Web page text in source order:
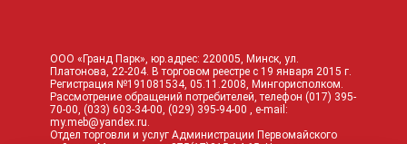
ООО «Гранд Парк», юр.адрес: 220005, Минск, ул.
Платонова, 22-204. В торговом реестре с 19 января 2015 г.
Регистрация №191081534, 05.11.2008, Мингорисполком.
Рассмотрение обращений потребителей, телефон (017) 395-
70-00, (033) 603-34-00, (029) 395-94-00 , e-mail:
my.meb@yandex.ru
Отдел торговли и услуг Администрации Первомайского